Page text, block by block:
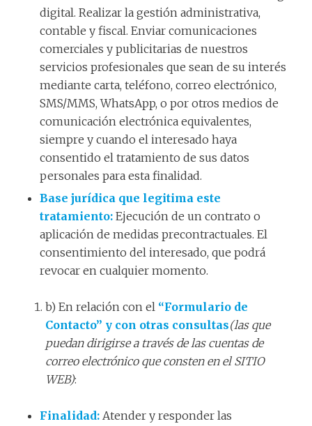
digital. Realizar la gestión administrativa,
contable y fiscal. Enviar comunicaciones
comerciales y publicitarias de nuestros
servicios profesionales que sean de su interés
mediante carta, teléfono, correo electrónico,
SMS/MMS, WhatsApp, o por otros medios de
comunicación electrónica equivalentes,
siempre y cuando el interesado haya
consentido el tratamiento de sus datos
personales para esta finalidad.
Base jurídica que legitima este
tratamiento:Ejecución de un contrato o
aplicación de medidas precontractuales. El
consentimiento del interesado, que podrá
revocar en cualquier momento.
b) En relación con el “Formulario de
Contacto” y con otras consultas(las que
puedan dirigirse a través de las cuentas de
correo electrónico que consten en el SITIO
WEB):
Finalidad:Atender y responder las